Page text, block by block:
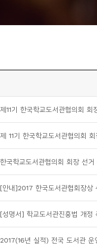
제11기 한국학교도서관협의회
제 11기 한국학교도서관협의회
한국학교도서관협의회 회장 선거
[안내]2017 한국도서관협회장상
[성명서] 학교도서관진흥법 개정
2017(16년 실적) 전국 도서관 운